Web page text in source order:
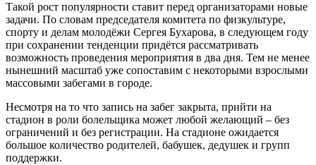
Такой рост популярности ставит перед организаторами новые
задачи. По словам председателя комитета по физкультуре,
спорту и делам молодёжи Сергея Бухарова, в следующем году
при сохранении тенденции придётся рассматривать
возможность проведения мероприятия в два дня. Тем не менее
нынешний масштаб уже сопоставим с некоторыми взрослыми
массовыми забегами в городе.
Несмотря на то что запись на забег закрыта, прийти на
стадион в роли болельщика может любой желающий – без
ограничений и без регистрации. На стадионе ожидается
большое количество родителей, бабушек, дедушек и групп
поддержки.